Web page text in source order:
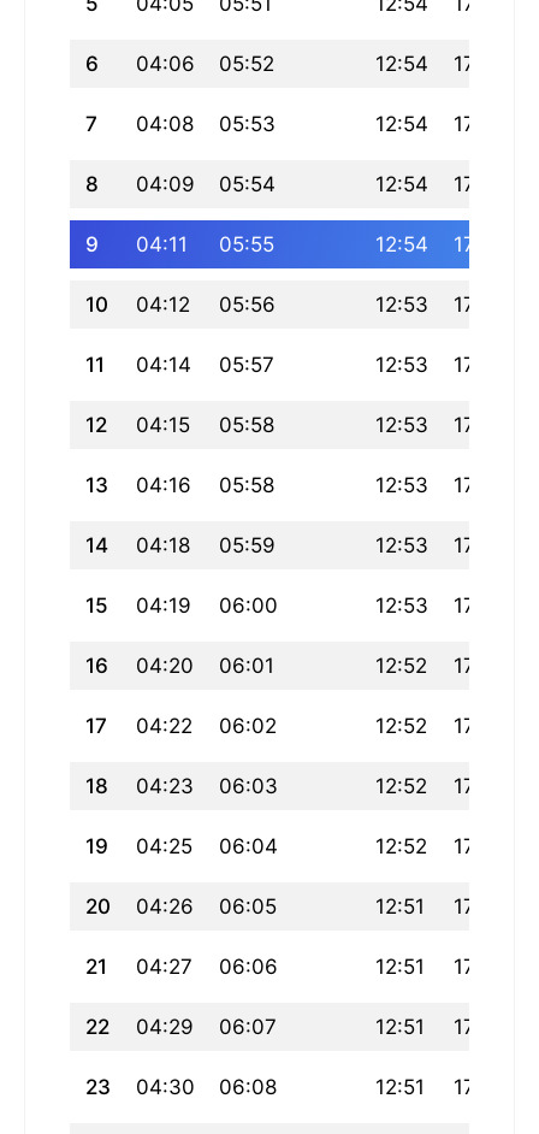
6 04:06 05:52 12:54 17:52
7 04:08 05:53 12:54 17:51
8 04:09 05:54 12:54 17:50
9 04:11 05:55 12:54 17:49
10 04:12 05:56 12:53 17:48
11 04:14 05:57 12:53 17:48
12 04:15 05:58 12:53 17:47
13 04:16 05:58 12:53 17:46
14 04:18 05:59 12:53 17:45
15 04:19 06:00 12:53 17:44
16 04:20 06:01 12:52 17:43
17 04:22 06:02 12:52 17:42
18 04:23 06:03 12:52 17:41
19 04:25 06:04 12:52 17:40
20 04:26 06:05 12:51 17:39
21 04:27 06:06 12:51 17:38
22 04:29 06:07 12:51 17:37
23 04:30 06:08 12:51 17:36